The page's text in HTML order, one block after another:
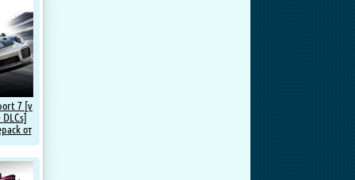
7 [v
от